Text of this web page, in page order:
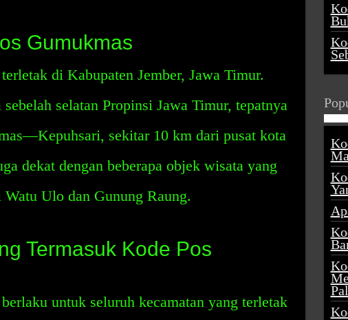
Gumukmas
di Kabupaten Jember, Jawa Timur.
selatan Propinsi Jawa Timur, tepatnya
sekitar 10 km dari pusat kota
dekat dengan beberapa objek wisata yang
Ulo dan Gunung Raung.
Termasuk Kode Pos
untuk seluruh kecamatan yang terletak